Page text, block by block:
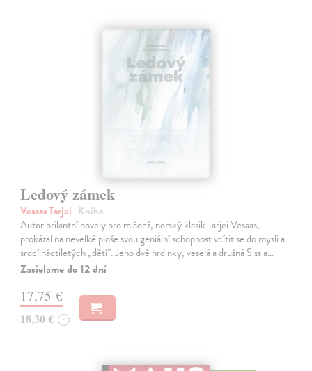
Ledový zámek
Vesaas Tarjei | Kniha
Autor brilantní novely pro mládež, norský klasik Tarjei Vesaas,
prokázal na nevelké ploše svou geniální schopnost vcítit se do mysli a
srdcí náctiletých „dětí“. Jeho dvě hrdinky, veselá a družná Siss a…
Zasielame do 12 dní
17,75 €
18,30 € ?